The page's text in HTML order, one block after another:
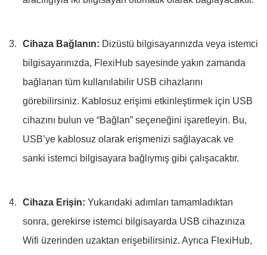
Cihaza Bağlanın: Dizüstü bilgisayarınızda veya istemci
bilgisayarınızda, FlexiHub sayesinde yakın zamanda
bağlanan tüm kullanılabilir USB cihazlarını
görebilirsiniz. Kablosuz erişimi etkinleştirmek için USB
cihazını bulun ve “Bağlan” seçeneğini işaretleyin. Bu,
USB’ye kablosuz olarak erişmenizi sağlayacak ve
sanki istemci bilgisayara bağlıymış gibi çalışacaktır.
Cihaza Erişin: Yukarıdaki adımları tamamladıktan
sonra, gerekirse istemci bilgisayarda USB cihazınıza
Wifi üzerinden uzaktan erişebilirsiniz. Ayrıca FlexiHub,